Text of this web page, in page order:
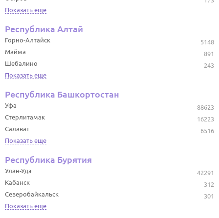
Показать еще
Республика Алтай
5148
Горно-Алтайск
891
Майма
243
Шебалино
Показать еще
Республика Башкортостан
88623
Уфа
16223
Стерлитамак
6516
Салават
Показать еще
Республика Бурятия
42291
Улан-Удэ
312
Кабанск
301
Северобайкальск
Показать еще